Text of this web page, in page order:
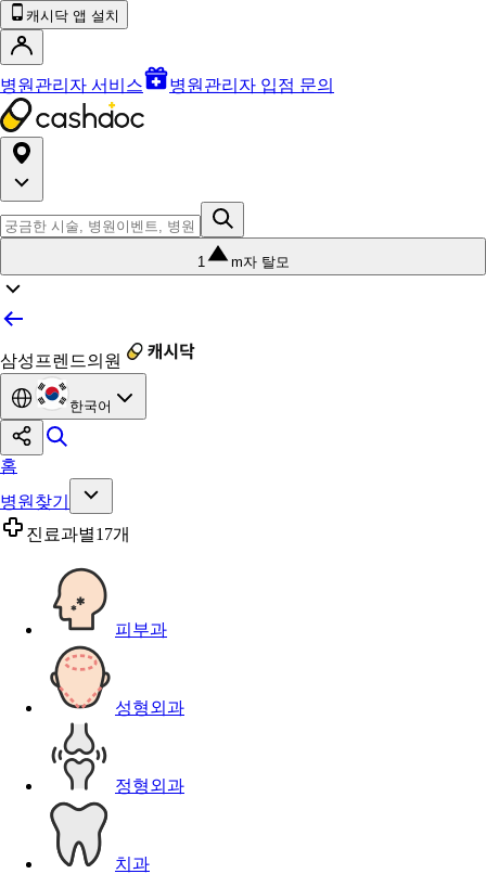
캐시닥 앱 설치
병원관리자 서비스 병원관리자 입점 문의
1 m자 탈모
삼성프렌드의원
한국어
홈
병원찾기
진료과별17개
피부과
성형외과
정형외과
치과